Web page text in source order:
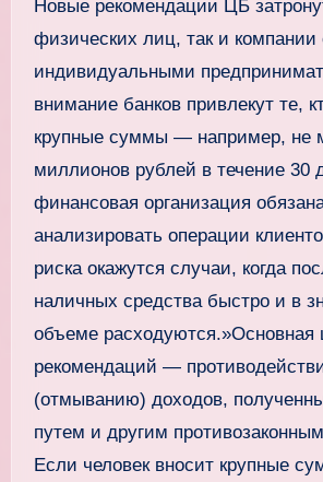
Новые рекомендации ЦБ
физических лиц, так и компании
индивидуальными
внимание банков привлекут те,
крупные суммы — например, не
миллионов рублей в течение 30
финансовая организация
анализировать операции
риска окажутся случаи, когда
наличных средства быстро и в
объеме расходуются.»Основная
рекомендаций —
(отмыванию) доходов,
путем и другим
Если человек вносит крупные